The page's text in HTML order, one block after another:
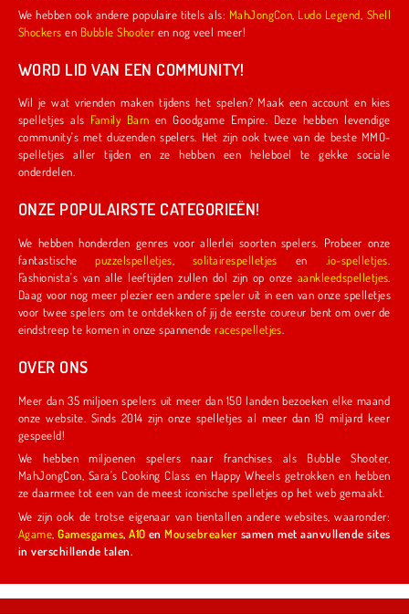
We hebben ook andere populaire titels als: MahJongCon Ludo Legend Shell
Shockers en Bubble Shooter en nog veel meer!
WORD LID VAN EEN COMMUNITY!
Wil je wat vrienden maken tijdens het spelen? Maak een account en kies
spelletjes als
Family Barn en Goodgame Empire. Deze hebben levendige
community's met duizenden spelers. Het zijn ook twee van de beste MMO-
spelletjes aller tijden en ze hebben een heleboel te gekke sociale
onderdelen.
ONZE POPULAIRSTE CATEGORIEËN!
We hebben honderden genres voor allerlei soorten spelers. Probeer onze
fantastischepuzzelspelletjes solitairespelletjes en .io-spelletjes
Fashionista's van alle leeftijden zullen dol zijn op onze aankleedspelletjes
Daag voor nog meer plezier een andere speler uit in een van onze spelletjes
voor twee spelers om te ontdekken of jij de eerste coureur bent om over de
eindstreep te komen in onze spannenderacespelletjes
OVER ONS
Meer dan 35 miljoen spelers uit meer dan 150 landen bezoeken elke maand
onze website. Sinds 2014 zijn onze spelletjes al meer dan 19 miljard keer
gespeeld!
We hebben miljoenen spelers naar franchises als Bubble Shooter,
MahJongCon, Sara's Cooking Class en Happy Wheels getrokken en hebben
ze daarmee tot een van de meest iconische spelletjes op het web gemaakt.
We zijn ook de trotse eigenaar van tientallen andere websites, waaronder:
Agame ,Gamesgames,A10 enMousebreaker samen met aanvullende sites
in verschillende talen.